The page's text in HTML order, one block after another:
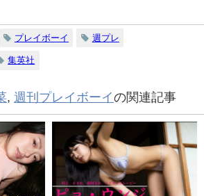
プレイボーイ 週プレ
集英社
, 週刊プレイボーイの関連記事